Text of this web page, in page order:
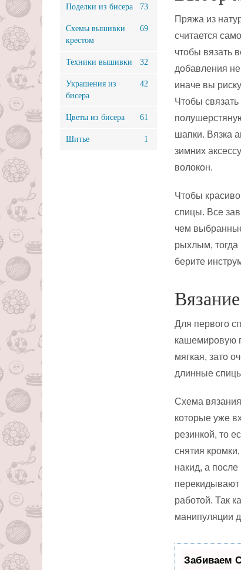
Пряжа из
считается
чтобы вязать
добавления
иначе вы
Чтобы
шапки. Вязка
зимних
волокон.
Чтобы
спицы. Все
чем
рыхлым, тогда
берите
Для первого
кашемировую
мягкая, зато
длинные
Схема
которые уже
резинкой, то
снятия
накид, а
перекидывают
работой. Так
манипуляции
Забиваем
Поделки из бисера 73
Схемы вышивки
крестом
69
Техники вышивки 32
Украшения из
бисера
42
Цветы из бисера 61
Шитье 1